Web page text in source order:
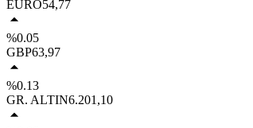
EURO54,77
%0.05
GBP63,97
%0.13
GR. ALTIN6.201,10